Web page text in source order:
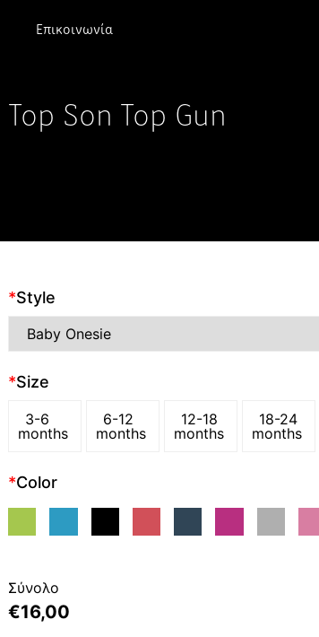
Επικοινωνία
Top Son Top Gun
*Style
*Size
3-6
months
6-12
months
12-18
months
18-24
months
*Color
Σύνολο
€16,00